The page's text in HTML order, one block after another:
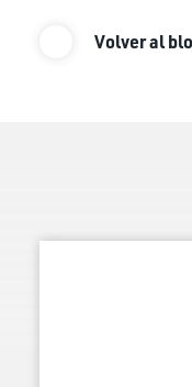
Volver al